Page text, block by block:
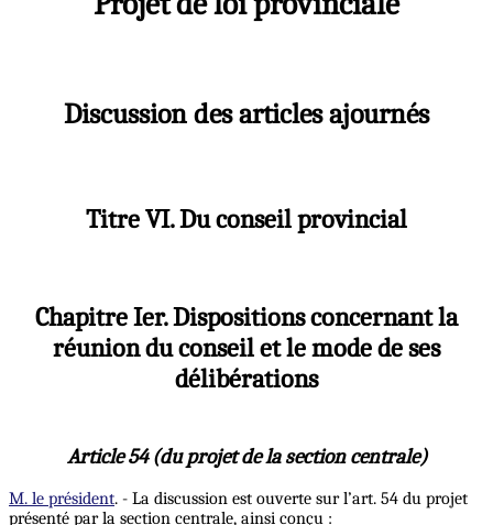
Discussion des articles ajournés
Titre VI. Du conseil provincial
Chapitre Ier. Dispositions concernant la
réunion du conseil et le mode de ses
délibérations
Article 54 (du projet de la section centrale)
M. le président. - La discussion est ouverte sur l’art. 54 du projet
présenté par la section centrale, ainsi conçu :